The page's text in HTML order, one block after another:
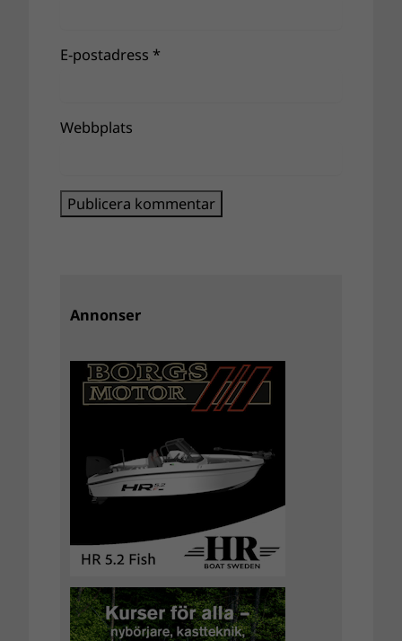
E-postadress *
Webbplats
Annonser